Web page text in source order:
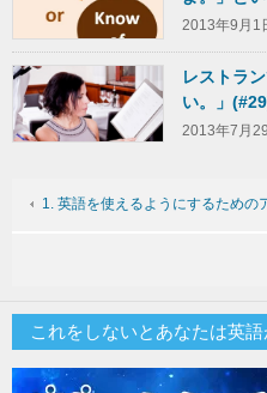
2013年9月1
レストラ
い。」
2013年7月
1. 英語を使えるようにするための
これをしないとあなたは英